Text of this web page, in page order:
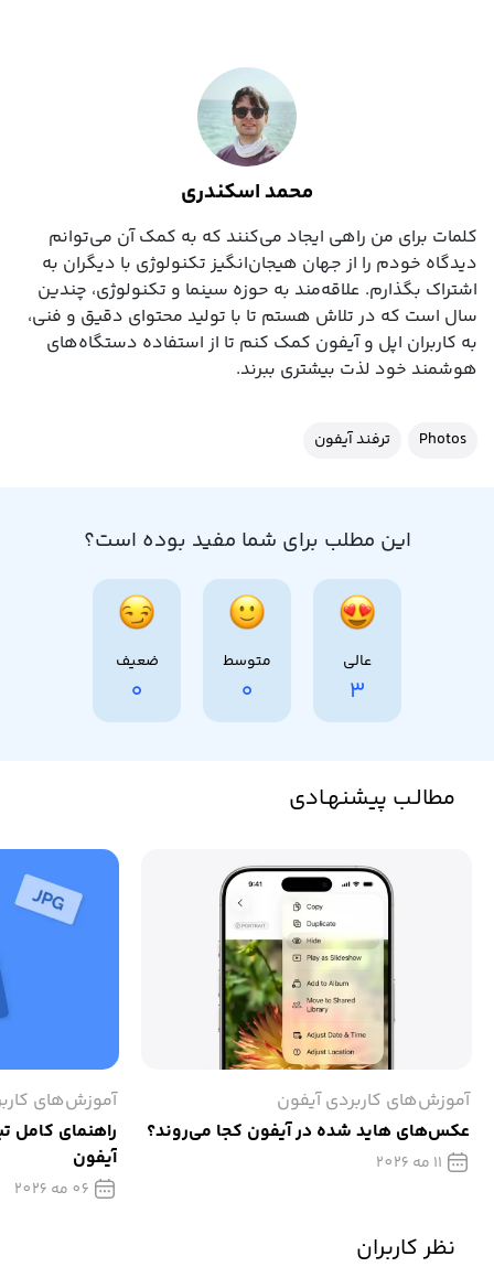
محمد اسکندری
کلمات برای من راهی ایجاد می‌کنند که به کمک آن می‌توانم
دیدگاه خودم را از جهان هیجان‌انگیز تکنولوژی با دیگران به
اشتراک بگذارم. علاقه‌مند به حوزه سینما و تکنولوژی، چندین
سال است که در تلاش هستم تا با تولید محتوای دقیق و فنی،
به کاربران اپل و آیفون کمک کنم تا از استفاده دستگاه‌های
هوشمند خود لذت بیشتری ببرند.
Photos ترفند آیفون
این مطلب برای شما مفید بوده است؟
عالی
3
متوسط
0
ضعیف
0
مطالـب پیشنهـادی
آموزش‌های کاربردی آیفون
عکس‌های هاید شده در آیفون کجا می‌روند؟
11 مه 2026
آموزش‌های
آیفون
06 مه 2026
نظر کاربران